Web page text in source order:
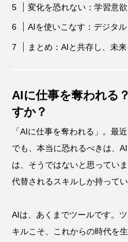
変化を恐れない：学習意
AIを使いこなす：デジタ
まとめ：AIと共存し、未来
AIに仕事を奪われる
すか？
「AIに仕事を奪われる」。最
でも、本当に恐れるべきは、
は、そうではないと思ってい
代替されるスキルしか持って
AIは、あくまでツールです。
キルこそ、これからの時代を